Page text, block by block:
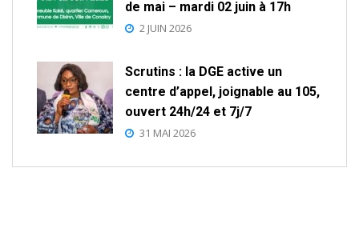
de mai – mardi 02 juin à 17h
2 JUIN 2026
Scrutins : la DGE active un
centre d’appel, joignable au 105,
ouvert 24h/24 et 7j/7
31 MAI 2026